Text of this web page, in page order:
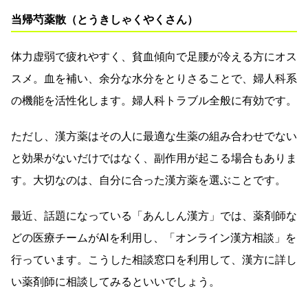
当帰芍薬散（とうきしゃくやくさん）
体力虚弱で疲れやすく、貧血傾向で足腰が冷える方にオス
スメ。血を補い、余分な水分をとりさることで、婦人科系
の機能を活性化します。婦人科トラブル全般に有効です。
ただし、漢方薬はその人に最適な生薬の組み合わせでない
と効果がないだけではなく、副作用が起こる場合もありま
す。大切なのは、自分に合った漢方薬を選ぶことです。
最近、話題になっている「あんしん漢方」では、薬剤師な
どの医療チームがAIを利用し、「オンライン漢方相談」を
行っています。こうした相談窓口を利用して、漢方に詳し
い薬剤師に相談してみるといいでしょう。